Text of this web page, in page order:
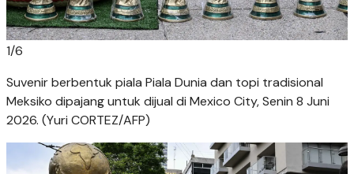
1/6
Suvenir berbentuk piala Piala Dunia dan topi tradisional
Meksiko dipajang untuk dijual di Mexico City, Senin 8 Juni
2026. (Yuri CORTEZ/AFP)